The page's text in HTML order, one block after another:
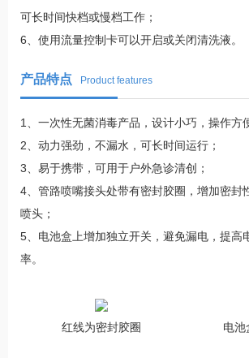
可长时间快档或慢档工作；
6、使用流量控制卡可以开启或关闭清洗液。
产品特点 Product features
1、一次性无菌消毒产品，设计小巧，操作方
2、动力强劲，不漏水，可长时间运行；
3、易于携带，可用于户外急诊清创；
4、管路喷嘴接头处带有密封胶圈，增加密封
喷头；
5、电池盒上增加独立开关，避免漏电，提高
率。
红线为密封胶圈 电池